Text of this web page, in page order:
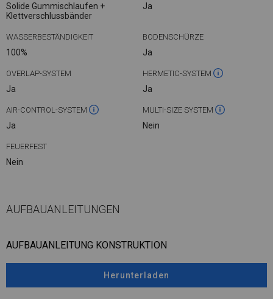
Solide Gummischlaufen +
Klettverschlussbänder
Ja
WASSERBESTÄNDIGKEIT
100%
BODENSCHÜRZE
Ja
OVERLAP-SYSTEM
Ja
HERMETIC-SYSTEM
Ja
AIR-CONTROL-SYSTEM
Ja
MULTI-SIZE SYSTEM
Nein
FEUERFEST
Nein
AUFBAUANLEITUNGEN
AUFBAUANLEITUNG KONSTRUKTION
Herunterladen